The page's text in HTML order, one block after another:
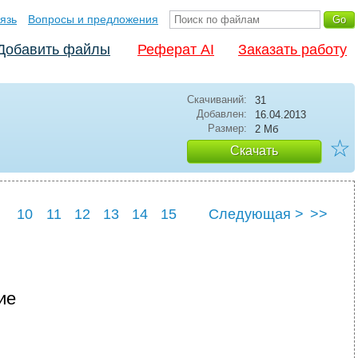
Вопросы и предложения
файлы Реферат AI Заказать работу
Скачиваний:
31
Добавлен:
16.04.2013
Размер:
2 Мб
Скачать ☆
10 11 12 13 14
15
Следующая > >>